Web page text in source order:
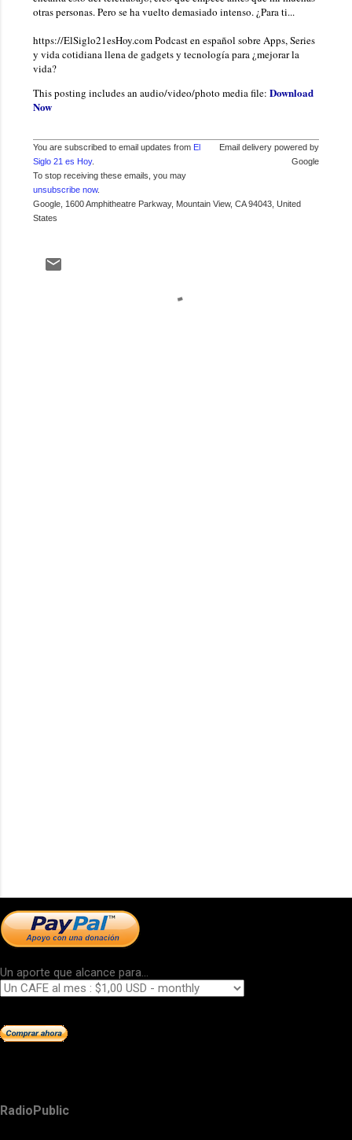
otras personas. Pero se ha vuelto demasiado intenso. ¿Para ti...
https://ElSiglo21esHoy.com Podcast en español sobre Apps, Series
y vida cotidiana llena de gadgets y tecnología para ¿mejorar la
vida?
This posting includes an audio/video/photo media file: Download
Now
You are subscribed to email updates from El
Siglo 21 es Hoy.
To stop receiving these emails, you may
unsubscribe now.
Email delivery powered by
Google
Google, 1600 Amphitheatre Parkway, Mountain View, CA 94043, United
States
Un aporte que alcance para...
RadioPublic